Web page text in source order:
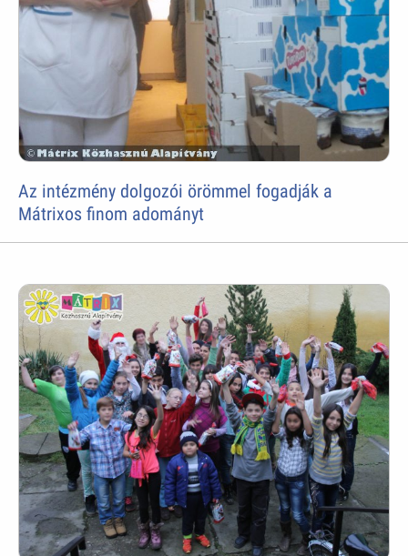
Az intézmény dolgozói örömmel fogadják a
Mátrixos finom adományt